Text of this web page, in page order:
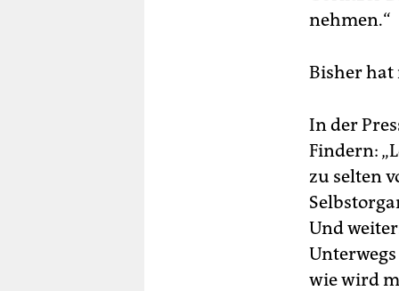
nehmen.“
Bisher hat
In der
Findern:
zu selten
Und
wie wird